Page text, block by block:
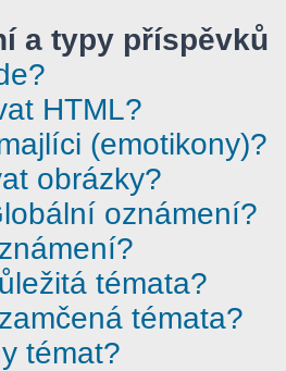
a typy příspěvků
HTML?
(emotikony)?
obrázky?
oznámení?
témata?
témata?
témat?